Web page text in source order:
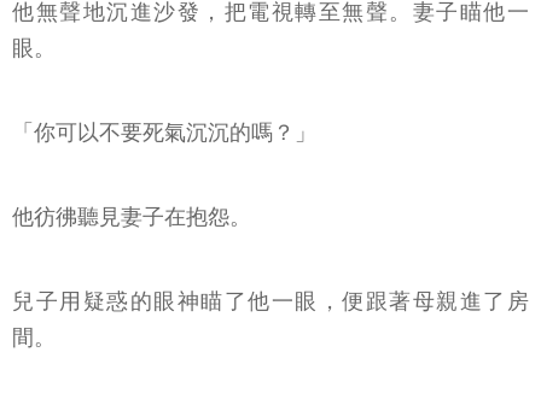
他無聲地沉進沙發，把電視轉至無聲。妻子瞄他一
眼。
「你可以不要死氣沉沉的嗎？」
他彷彿聽見妻子在抱怨。
兒子用疑惑的眼神瞄了他一眼，便跟著母親進了房
間。